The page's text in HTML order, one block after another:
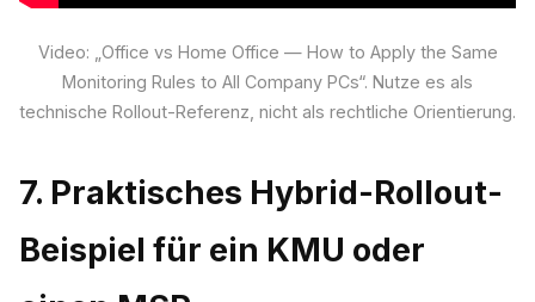
Video: „Office vs Home Office — How to Apply the Same
Monitoring Rules to All Company PCs“. Nutze es als
technische Rollout-Referenz, nicht als rechtliche Orientierung.
7. Praktisches Hybrid-Rollout-
Beispiel für ein KMU oder